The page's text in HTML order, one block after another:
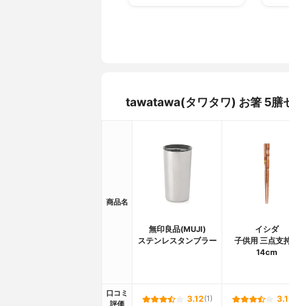
tawatawa(タワタワ) お箸 5膳
商品名
無印良品(MUJI)
ステンレスタンブラー
イシダ
子供用 三点支
14cm
口コミ
評価
3.12(1)